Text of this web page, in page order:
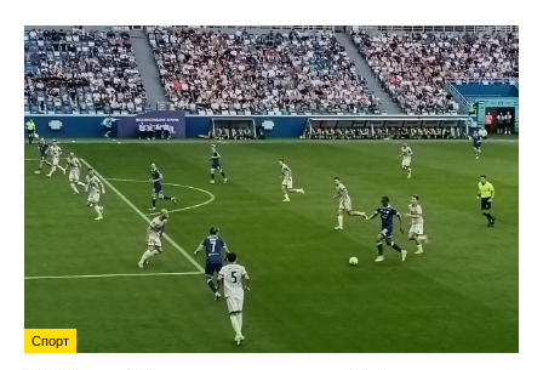
Спорт